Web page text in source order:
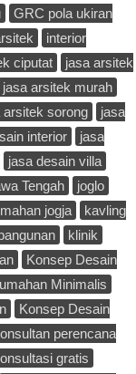
GRC pola ukiran
interior
ciputat
jasa arsitek
jasa arsitek murah
arsitek sorong
jasa
interior
jasa
jasa desain villa
Tengah
joglo
jogja
kavling
klinik
Konsep Desain
Minimalis
Konsep Desain
perencana
gratis